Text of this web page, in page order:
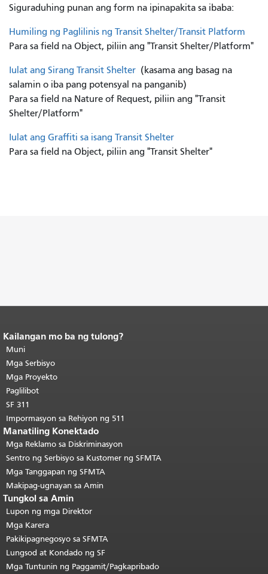
Siguraduhing punan ang form na ipinapakita sa ibaba:
Humiling ng Paglilinis ng Transit Shelter/Transit Platform
Para sa field na Object, piliin ang "Transit Shelter/Platform"
Iulat ang Sirang Transit Shelter (kasama ang basag na
salamin o iba pang potensyal na panganib)
Para sa field na Nature of Request, piliin ang "Transit
Shelter/Platform"
Iulat ang Graffiti sa isang Transit Shelter
Para sa field na Object, piliin ang "Transit Shelter"
Katapusan ng nilalaman ng
pahina.
pahinang ito ay nauulit sa bawat
pahina.Bumalik sa tuktok ng
pangunahing nilalaman
Kailangan mo ba ng tulong?
Muni
Mga Serbisyo
Mga Proyekto
Paglilibot
SF 311
Impormasyon sa Rehiyon ng 511
Manatiling Konektado
Mga Reklamo sa Diskriminasyon
Sentro ng Serbisyo sa Kustomer ng SFMTA
Mga Tanggapan ng SFMTA
Makipag-ugnayan sa Amin
Tungkol sa Amin
Lupon ng mga Direktor
Mga Karera
Pakikipagnegosyo sa SFMTA
Lungsod at Kondado ng SF
Mga Tuntunin ng Paggamit/Pagkapribado